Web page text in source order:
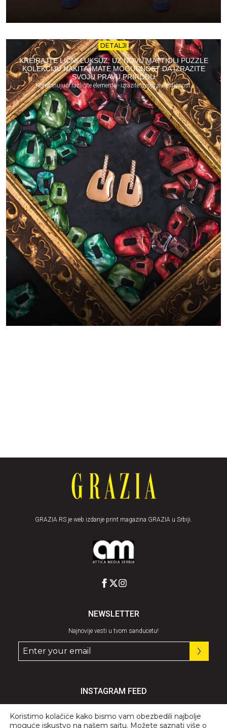
DETALJI
KREIRAJTE LIČNI LUKSUZ: UZ NOVU MATTIOLI PUZZLE
KOLEKCIJU NAKITA IMATE MOGUĆNOST DA IZRAZITE
SVOJU PRAVU PRIRODU
Kombinujući različite elemente - izrazite svoju autentičnost.
GRAZIA.RS je web izdanje print magazina GRAZIA u Srbiji.
NEWSLETTER
Najnovije vesti u tvom sanducetu!
INSTAGRAM FEED
Koristimo kolačiće kako bismo vam obezbedili najbolje
moguće iskustvo na našem sajtu. Možete saznati više o